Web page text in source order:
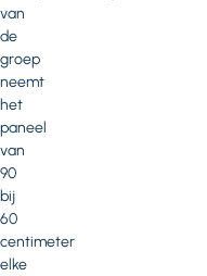
van
de
groep
neemt
het
paneel
van
90
bij
60
centimeter
elke